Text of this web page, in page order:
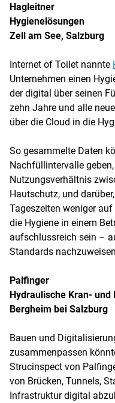
Hagleitner
Hygienelösungen
Zell am See, Salzburg
Internet of Toilet nannte
Unternehmen einen
der digital über seinen
zehn Jahre und alle
über die Cloud in die
So gesammelte Daten
Nachfüllintervalle
Nutzungsverhältnis
Hautschutz, und
Tageszeiten weniger
die Hygiene in einem
aufschlussreich sein –
Standards
Palfinger
Hydraulische Kran- und
Bergheim bei Salzburg
Bauen und
zusammenpassen
Strucinspect von
von Brücken, Tunnels,
Infrastruktur digital